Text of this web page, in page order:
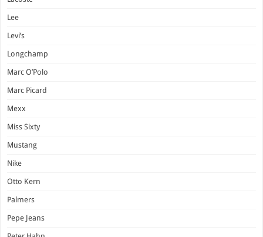
Lee
Levi’s
Longchamp
Marc O’Polo
Marc Picard
Mexx
Miss Sixty
Mustang
Nike
Otto Kern
Palmers
Pepe Jeans